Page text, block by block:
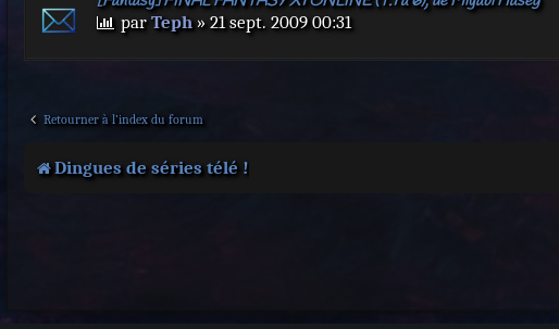
par Teph» 21 sept. 2009 00:31
Retourner à l’index du forum
Dingues de séries télé !